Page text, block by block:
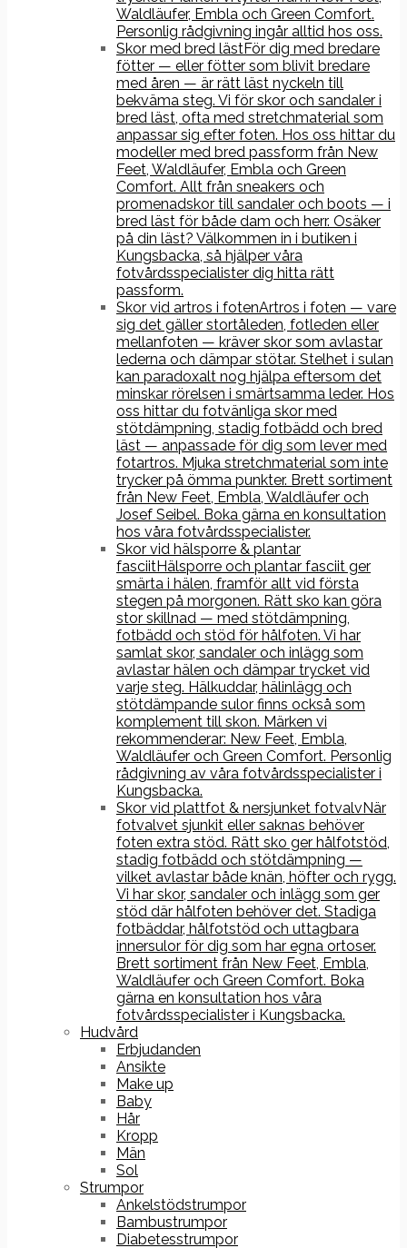
Waldläufer, Embla och Green Comfort.
Personlig rådgivning ingår alltid hos oss.
Skor med bred lästFör dig med bredare
fötter — eller fötter som blivit bredare
med åren — är rätt läst nyckeln till
bekväma steg. Vi för skor och sandaler i
bred läst, ofta med stretchmaterial som
anpassar sig efter foten. Hos oss hittar du
modeller med bred passform från New
Feet, Waldläufer, Embla och Green
Comfort. Allt från sneakers och
promenadskor till sandaler och boots — i
bred läst för både dam och herr. Osäker
på din läst? Välkommen in i butiken i
Kungsbacka, så hjälper våra
fotvårdsspecialister dig hitta rätt
passform.
Skor vid artros i fotenArtros i foten — vare
sig det gäller stortåleden, fotleden eller
mellanfoten — kräver skor som avlastar
lederna och dämpar stötar. Stelhet i sulan
kan paradoxalt nog hjälpa eftersom det
minskar rörelsen i smärtsamma leder. Hos
oss hittar du fotvänliga skor med
stötdämpning, stadig fotbädd och bred
läst — anpassade för dig som lever med
fotartros. Mjuka stretchmaterial som inte
trycker på ömma punkter. Brett sortiment
från New Feet, Embla, Waldläufer och
Josef Seibel. Boka gärna en konsultation
hos våra fotvårdsspecialister.
Skor vid hälsporre & plantar
fasciitHälsporre och plantar fasciit ger
smärta i hälen, framför allt vid första
stegen på morgonen. Rätt sko kan göra
stor skillnad — med stötdämpning,
fotbädd och stöd för hålfoten. Vi har
samlat skor, sandaler och inlägg som
avlastar hälen och dämpar trycket vid
varje steg. Hälkuddar, hälinlägg och
stötdämpande sulor finns också som
komplement till skon. Märken vi
rekommenderar: New Feet, Embla,
Waldläufer och Green Comfort. Personlig
rådgivning av våra fotvårdsspecialister i
Kungsbacka.
Skor vid plattfot & nersjunket fotvalvNär
fotvalvet sjunkit eller saknas behöver
foten extra stöd. Rätt sko ger hålfotstöd,
stadig fotbädd och stötdämpning —
vilket avlastar både knän, höfter och rygg.
Vi har skor, sandaler och inlägg som ger
stöd där hålfoten behöver det. Stadiga
fotbäddar, hålfotstöd och uttagbara
innersulor för dig som har egna ortoser.
Brett sortiment från New Feet, Embla,
Waldläufer och Green Comfort. Boka
gärna en konsultation hos våra
fotvårdsspecialister i Kungsbacka.
Hudvård
Erbjudanden
Ansikte
Make up
Baby
Hår
Kropp
Män
Sol
Strumpor
Ankelstödstrumpor
Bambustrumpor
Diabetesstrumpor